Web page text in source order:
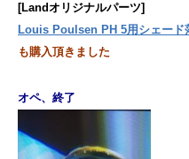
[Landオリジナルパーツ]
Louis Poulsen PH 5用シェード
も購入頂きました
オペ、終了